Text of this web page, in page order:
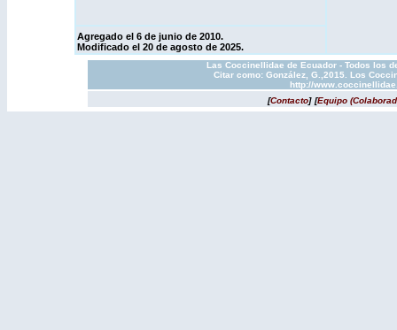
Agregado el 6 de junio de 2010.
Modificado el 20 de agosto de 2025.
Las Coccinellidae de Ecuador - Todos los
Citar como: González, G.,2015. Los
http://
[Contacto] [Equipo